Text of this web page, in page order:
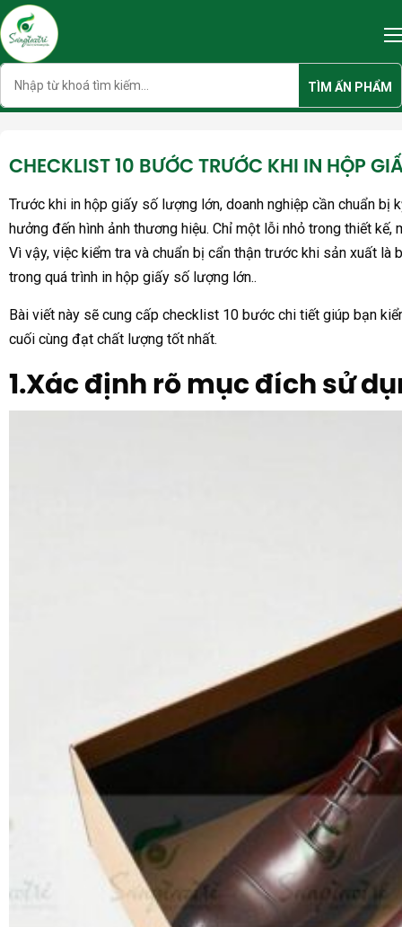
Skip
to
content
TÌM ẤN PHẨM
CHECKLIST 10 BƯỚC TRƯỚC KHI IN HỘP
Trước khi in hộp giấy số lượng lớn, doanh nghiệp cần chuẩn
hưởng đến hình ảnh thương hiệu. Chỉ một lỗi nhỏ trong thiết
Vì vậy, việc kiểm tra và chuẩn bị cẩn thận trước khi sản xuất
trong quá trình in hộp giấy số lượng lớn..
Bài viết này sẽ cung cấp checklist 10 bước chi tiết giúp bạn
cuối cùng đạt chất lượng tốt nhất.
1.Xác định rõ mục đích sử